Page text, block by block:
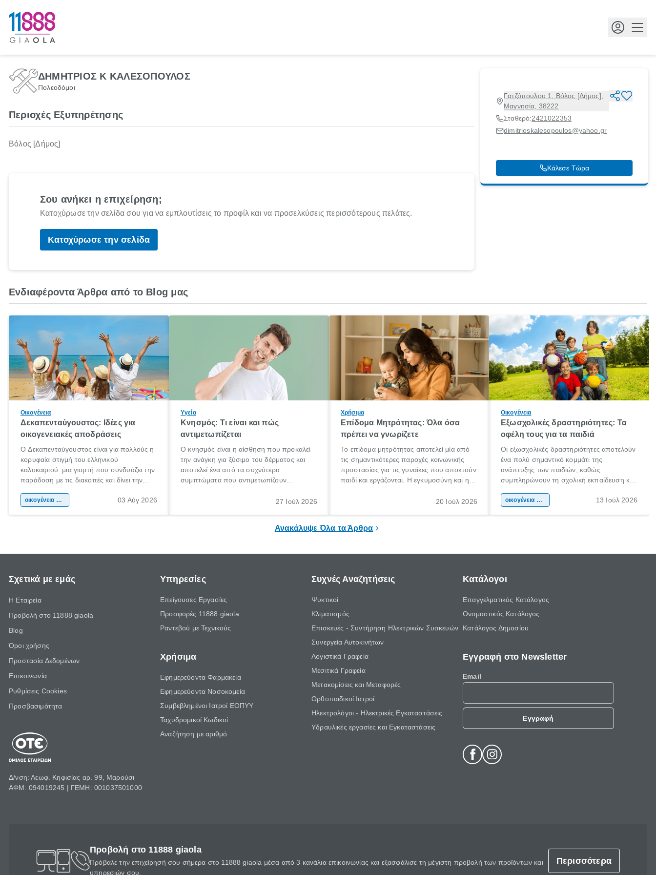
ΔΗΜΗΤΡΙΟΣ Κ ΚΑΛΕΣΟΠΟΥΛΟΣ
Πολεοδόμοι
Γατζόπουλου 1, Βόλος [Δήμος],
Μαγνησία, 38222
Σταθερό:2421022353
dimitrioskalesopoulos@yahoo.gr
Κάλεσε Τώρα
Περιοχές Εξυπηρέτησης
Βόλος [Δήμος]
Σου ανήκει η επιχείρηση;
Κατοχύρωσε την σελίδα σου για να εμπλουτίσεις το προφίλ και να προσελκύσεις περισσότερους πελάτες.
Κατοχύρωσε την σελίδα
Ενδιαφέροντα Άρθρα από το Blog μας
Οικογένεια
Δεκαπενταύγουστος: Ιδέες για
οικογενειακές αποδράσεις
Ο Δεκαπενταύγουστος είναι για πολλούς η
κορυφαία στιγμή του ελληνικού
καλοκαιριού: μια γιορτή που συνδυάζει την
παράδοση με τις διακοπές και δίνει την
χώρας. Είτε πρόκειται για λίγες μέρες
οικογένεια & παιδί 03 Αύγ 2026
Υγεία
Κνησμός: Τι είναι και πώς
αντιμετωπίζεται
Ο κνησμός είναι η αίσθηση που προκαλεί
την ανάγκη για ξύσιμο του δέρματος και
αποτελεί ένα από τα συχνότερα
συμπτώματα που αντιμετωπίζουν
πληροφορίες για το «κνησμός τι είναι»,
27 Ιούλ 2026
Χρήσιμα
Επίδομα Μητρότητας: Όλα όσα
πρέπει να γνωρίζετε
Το επίδομα μητρότητας αποτελεί μία από
τις σημαντικότερες παροχές κοινωνικής
προστασίας για τις γυναίκες που αποκτούν
παιδί και εργάζονται. Η εγκυμοσύνη και η
σημαντική περίοδος στη ζωή κάθε20 Ιούλ 2026
Οικογένεια
Εξωσχολικές δραστηριότητες: Τα
οφέλη τους για τα παιδιά
Οι εξωσχολικές δραστηριότητες αποτελούν
ένα πολύ σημαντικό κομμάτι της
ανάπτυξης των παιδιών, καθώς
συμπληρώνουν τη σχολική εκπαίδευση και
της προσωπικότητας, της κοινωνικότητας
οικογένεια & παιδί 13 Ιούλ 2026
Ανακάλυψε Όλα τα Άρθρα
Σχετικά με εμάς
Η Εταιρεία
Προβολή στο 11888 giaola
Blog
Όροι χρήσης
Προστασία Δεδομένων
Επικοινωνία
Ρυθμίσεις Cookies
Προσβασιμότητα
Δ/νση: Λεωφ. Κηφισίας αρ. 99, Μαρούσι
ΑΦΜ: 094019245 | ΓΕΜΗ: 001037501000
Υπηρεσίες
Επείγουσες Εργασίες
Προσφορές 11888 giaola
Ραντεβού με Τεχνικούς
Χρήσιμα
Εφημερεύοντα Φαρμακεία
Εφημερεύοντα Νοσοκομεία
Συμβεβλημένοι Ιατροί ΕΟΠΥΥ
Ταχυδρομικοί Κωδικοί
Αναζήτηση με αριθμό
Συχνές Αναζητήσεις
Ψυκτικοί
Κλιματισμός
Επισκευές - Συντήρηση Ηλεκτρικών Συσκευών
Συνεργεία Αυτοκινήτων
Λογιστικά Γραφεία
Μεσιτικά Γραφεία
Μετακομίσεις και Μεταφορές
Ορθοπαιδικοί Ιατροί
Ηλεκτρολόγοι - Ηλεκτρικές Εγκαταστάσεις
Υδραυλικές εργασίες και Εγκαταστάσεις
Κατάλογοι
Επαγγελματικός Κατάλογος
Ονομαστικός Κατάλογος
Κατάλογος Δημοσίου
Εγγραφή στο Newsletter
Email
Εγγραφή
Προβολή στο 11888 giaola
Πρόβαλε την επιχείρησή σου σήμερα στο 11888 giaola μέσα από 3 κανάλια επικοινωνίας και εξασφάλισε τη μέγιστη προβολή των προϊόντων και
υπηρεσιών σου.
Περισσότερα